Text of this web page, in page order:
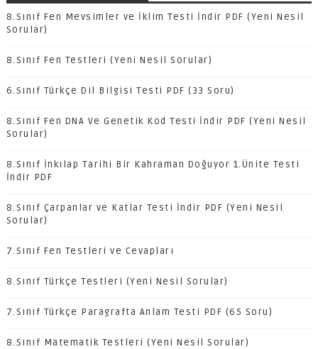
8.Sınıf Fen Mevsimler ve İklim Testi İndir PDF (Yeni Nesil
Sorular)
8.Sınıf Fen Testleri (Yeni Nesil Sorular)
6.Sınıf Türkçe Dil Bilgisi Testi PDF (33 Soru)
8.Sınıf Fen DNA Ve Genetik Kod Testi İndir PDF (Yeni Nesil
Sorular)
8.Sınıf İnkılap Tarihi Bir Kahraman Doğuyor 1.Ünite Testi
İndir PDF
8.Sınıf Çarpanlar ve Katlar Testi İndir PDF (Yeni Nesil
Sorular)
7.Sınıf Fen Testleri ve Cevapları
8.Sınıf Türkçe Testleri (Yeni Nesil Sorular)
7.Sınıf Türkçe Paragrafta Anlam Testi PDF (65 Soru)
8.Sınıf Matematik Testleri (Yeni Nesil Sorular)